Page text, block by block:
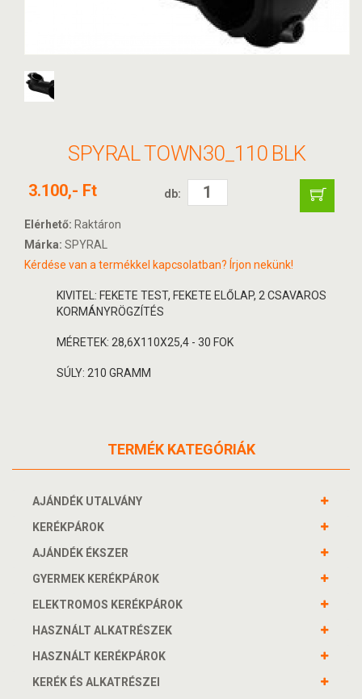
SPYRAL TOWN30_110 BLK
3.100,- Ft db:
Elérhető: Raktáron
Márka: SPYRAL
Kérdése van a termékkel kapcsolatban? Írjon nekünk!
KIVITEL: FEKETE TEST, FEKETE ELŐLAP, 2 CSAVAROS
KORMÁNYRÖGZÍTÉS
MÉRETEK: 28,6X110X25,4 - 30 FOK
SÚLY: 210 GRAMM
TERMÉK KATEGÓRIÁK
AJÁNDÉK UTALVÁNY
KERÉKPÁROK
AJÁNDÉK ÉKSZER
GYERMEK KERÉKPÁROK
ELEKTROMOS KERÉKPÁROK
HASZNÁLT ALKATRÉSZEK
HASZNÁLT KERÉKPÁROK
KERÉK ÉS ALKATRÉSZEI